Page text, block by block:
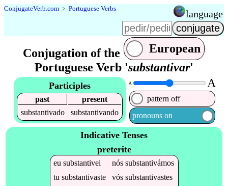
ConjugateVerb.com ﹥ Portuguese Verbs language
Conjugation of the
European
Portuguese Verb 'substantivar'
Participles
past
present
substantivado
substantivando
A A
pattern off
pronouns on
Indicative Tenses
preterite
eusubstantivei nóssubstantivámos
tusubstantivaste vóssubstantivastes